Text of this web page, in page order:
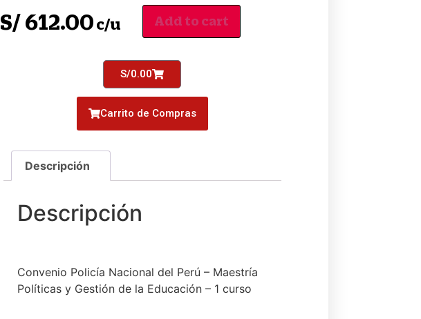
S/ 612.00 c/u Add to cart
S/0.00
Carrito de Compras
Convenio Policía Nacional del Perú – Maestría
Políticas y Gestión de la Educación – 1 curso